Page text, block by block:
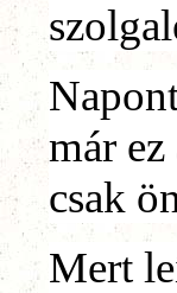
már
csak
Mert